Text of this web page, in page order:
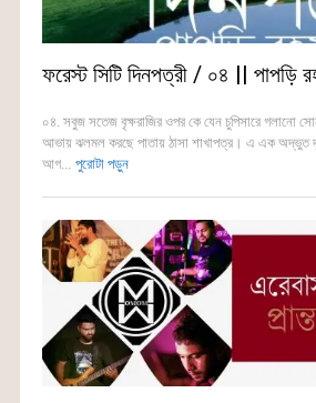
ফরেস্ট সিটি দিনপত্রী / ০৪ || পাপড়ি
০৪. সবুজ সতেজ বৃক্ষরাজির ওপর কে যেন চুপিসারে গলানো
আভায় ঝলমল করছে পাতায় ঠাসা শাখাপত্র। এ এক অদ্ভুত
আগ... পুরোটা পড়ুন